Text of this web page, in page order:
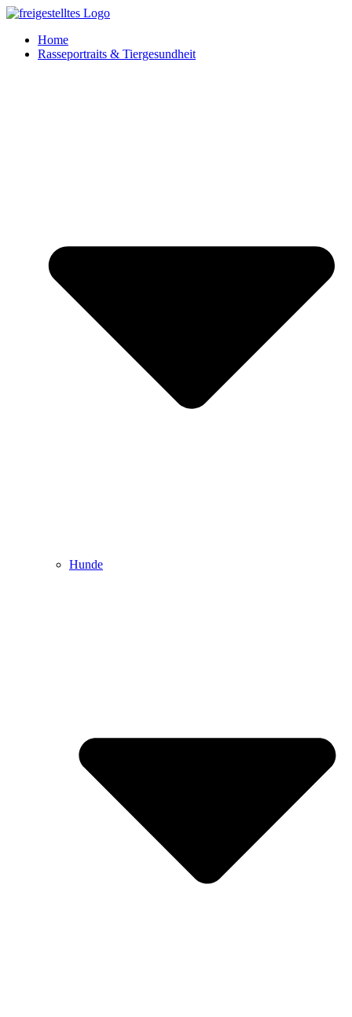
Zum
springenHome
Rasseportraits & Tiergesundheit
Hunde